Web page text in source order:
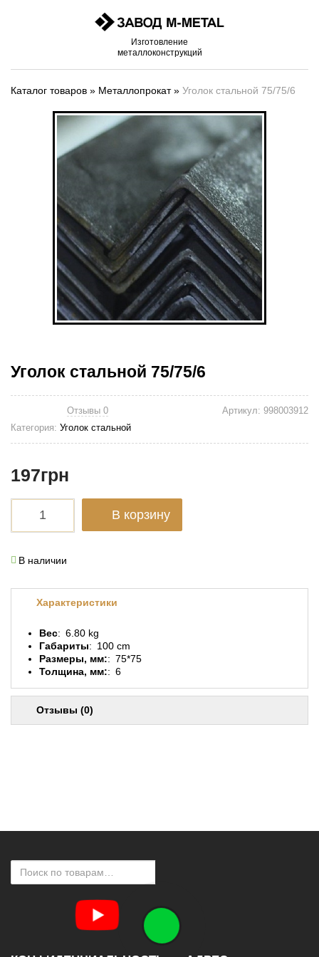
Изготовление
металлоконструкций
Каталог товаров » Металлопрокат» Уголок стальной 75/75/6
Уголок стальной 75/75/6
Отзывы 0 Артикул: 998003912
Категория: Уголок стальной
197грн
В корзину
В наличии
Характеристики
Вес
6.80 kg
Габариты
100 cm
Размеры, мм:
75*75
Толщина, мм:
6
Отзывы (0)